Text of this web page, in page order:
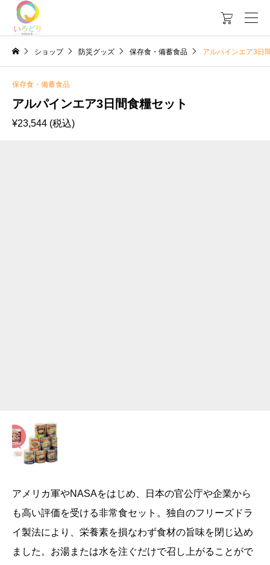

ショップ 防災グッズ 保存食・備蓄食品 アルパインエア3日
保存食・備蓄食品
アルパインエア3日間食糧セット
¥23,544 (税込)
アメリカ軍やNASAをはじめ、日本の官公庁や企業から
も高い評価を受ける非常食セット。独自のフリーズドラ
イ製法により、栄養素を損なわず食材の旨味を閉じ込め
ました。お湯または水を注ぐだけで召し上がることがで